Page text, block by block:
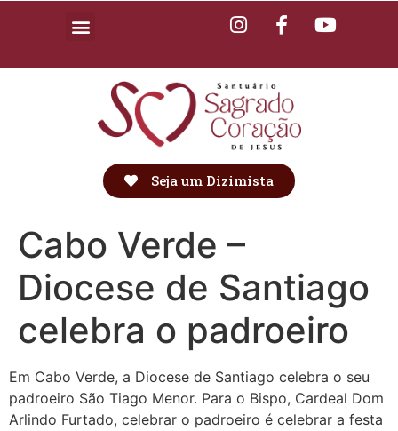
Seja um Dizimista
Cabo Verde –
Diocese de Santiago
celebra o padroeiro
Em Cabo Verde, a Diocese de Santiago celebra o seu
padroeiro São Tiago Menor. Para o Bispo, Cardeal Dom
Arlindo Furtado, celebrar o padroeiro é celebrar a festa